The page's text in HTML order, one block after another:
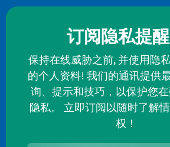
订阅隐私提醒
保持在线威胁之前, 并使用隐
的个人资料! 我们的通讯提供
询、提示和技巧，以保护您
隐私。 立即订阅以随时了解
权！